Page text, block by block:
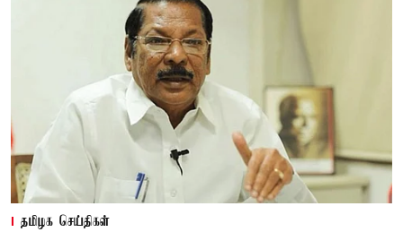
தமிழக செய்திகள்